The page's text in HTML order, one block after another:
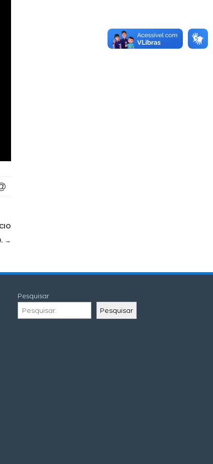
→
Pesquisar
Pesquisar